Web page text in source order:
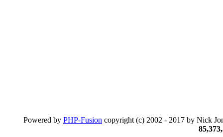
Powered by PHP-Fusion copyright (c) 2002 - 2017 by Nick